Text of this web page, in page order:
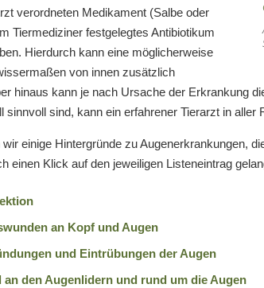
verordneten Medikament (Salbe oder
Tiermediziner festgelegtes Antibiotikum
Hierdurch kann eine möglicherweise
von innen zusätzlich
hinaus kann je nach Ursache der Erkrankung
sinnvoll sind, kann ein erfahrener Tierarzt in aller
einige Hintergründe zu Augenerkrankungen,
einen Klick auf den jeweiligen Listeneintrag
an Kopf und Augen
und Eintrübungen der Augen
an den Augenlidern und rund um die Augen